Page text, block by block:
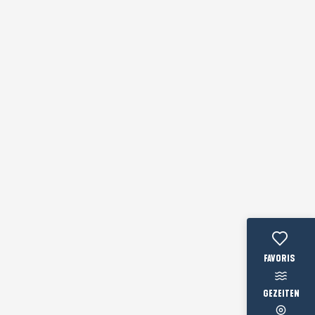
Voir les
GEZEITEN